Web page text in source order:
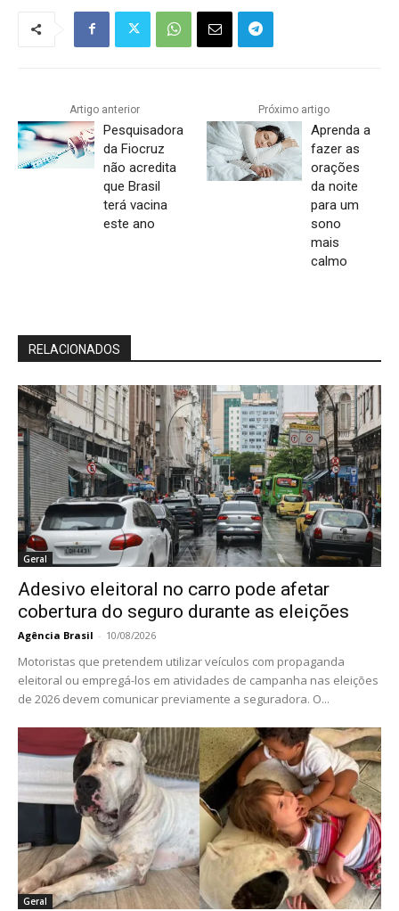
Artigo anterior
Pesquisadora
da Fiocruz
não acredita
que Brasil
terá vacina
este ano
Próximo artigo
Aprenda a
fazer as
orações
da noite
para um
sono
mais
calmo
RELACIONADOS
Geral
Adesivo eleitoral no carro pode afetar
cobertura do seguro durante as eleições
Agência Brasil - 10/08/2026
Motoristas que pretendem utilizar veículos com propaganda
eleitoral ou empregá-los em atividades de campanha nas eleições
de 2026 devem comunicar previamente a seguradora. O...
Geral